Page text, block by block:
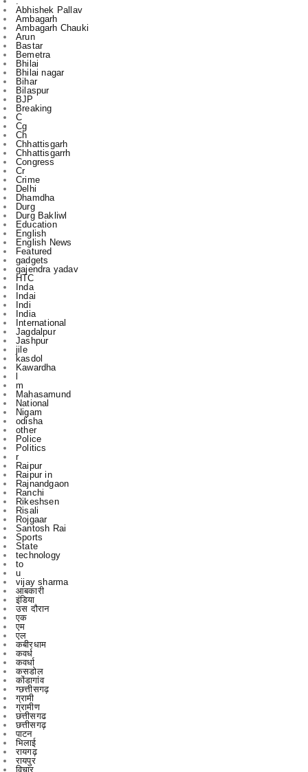
Bastar
Bemetra
Bhilai
Bhilai nagar
Bihar
Bilaspur
BJP
Breaking
C
Cg
Ch
Chhattisgarh
Chhattisgarrh
Congress
Cr
Crime
Delhi
Dhamdha
Durg
Durg Bakliwl
Education
English
English News
Featured
gadgets
gajendra yadav
HTC
Inda
Indai
Indi
India
International
Jagdalpur
Jashpur
jile
kasdol
Kawardha
l
m
Mahasamund
National
Nigam
odisha
other
Police
Politics
r
Raipur
Raipur in
Rajnandgaon
Ranchi
Rikeshsen
Risali
Rojgaar
Santosh Rai
Sports
State
technology
to
u
vijay sharma
आबकारी
इंडिया
उस दौरान
एक
एम
एल
कबीरधाम
कवर्ध
कवर्धा
कसडोल
कोंडागांव
ग्छत्तीसगढ़
ग्रामी
ग्रामीण
छत्तीसगढ
छत्तीसगढ़
पाटन
भिलाई
रायगढ़
रायपुर
विचार
विचार मंथन
विचारमंथन
शहर
शहरChhattisgarrh